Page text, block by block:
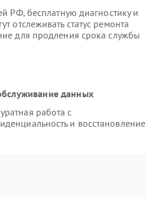
РФ, бесплатную диагностику и
отслеживать статус ремонта
для продления срока службы
данных
работа с
и восстановление